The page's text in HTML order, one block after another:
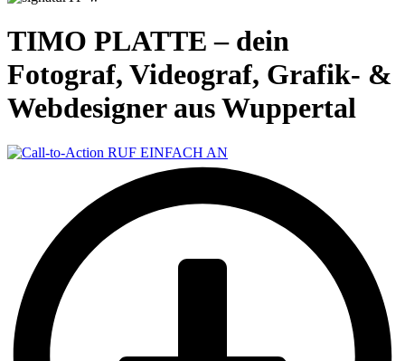
TIMO PLATTE – dein
Fotograf, Videograf, Grafik- &
Webdesigner aus Wuppertal